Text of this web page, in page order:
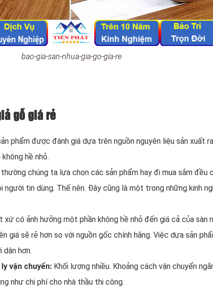
bao-gia-san-nhua-gia-go-gia-re
gỗ giá rẻ
phẩm được đánh giá dựa trên nguồn nguyên liệu sản xuất
hề nhỏ.
chúng ta lựa chọn các sản phẩm hay đi mua sắm đều
tin dùng. Thế nên. Đây cũng là một trong những kinh
xứ có ảnh hưởng một phần không hề nhỏ đến giá cả của
giá sẽ rẻ hơn so với nguồn gốc chính hãng. Việc dựa sản
hơn.
vận chuyển: Khối lượng nhiều. Khoảng cách vận chuyển
như chi phí cho nhà thầu thi công.